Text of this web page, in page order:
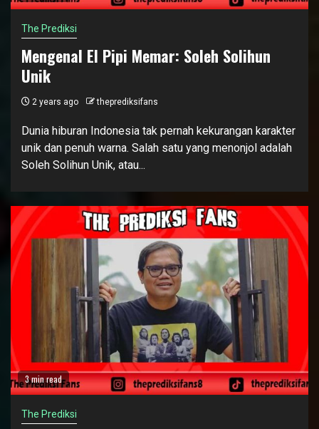
The Prediksi
Mengenal El Pipi Memar: Soleh Solihun
Unik
2 years ago theprediksifans
Dunia hiburan Indonesia tak pernah kekurangan karakter
unik dan penuh warna. Salah satu yang menonjol adalah
Soleh Solihun Unik, atau...
3 min read
The Prediksi